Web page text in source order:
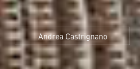
Andrea Castrignano